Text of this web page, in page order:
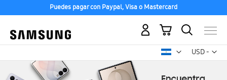
Puedes pagar con Paypal, Visa o Mastercard
USD -
dólar
Mi carrito